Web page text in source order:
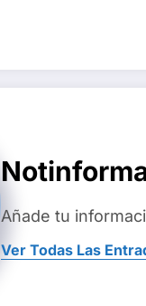
Añade tu
Ver Todas Las